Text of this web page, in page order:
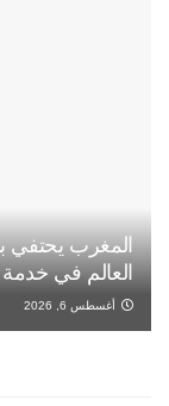
المغرب يحتفي
العالم في خدمة
أغسطس 6, 2026